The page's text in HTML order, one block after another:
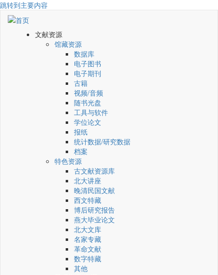
跳转到主要内容
文献资源
馆藏资源
数据库
电子图书
电子期刊
古籍
视频/音频
随书光盘
工具与软件
学位论文
报纸
统计数据/研究数据
档案
特色资源
古文献资源库
北大讲座
晚清民国文献
西文特藏
博后研究报告
燕大毕业论文
北大文库
名家专藏
革命文献
数字特藏
其他